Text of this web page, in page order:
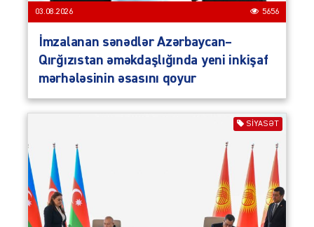
03.08.2026 5656
İmzalanan sənədlər Azərbaycan–
Qırğızıstan əməkdaşlığında yeni inkişaf
mərhələsinin əsasını qoyur
SIYASƏT